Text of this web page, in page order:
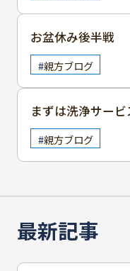
最新記事
お盆休み後半戦
親方ブログ
まずは洗浄サー
親方ブログ